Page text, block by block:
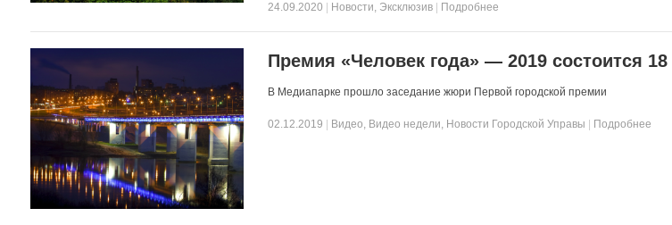
24.09.2020 Новости, Эксклюзив Подробнее
Премия «Человек года» — 2019 состоится 18
В Медиапарке прошло заседание жюри Первой городской премии
02.12.2019 Видео, Видео недели, Новости Городской Управы Подробнее